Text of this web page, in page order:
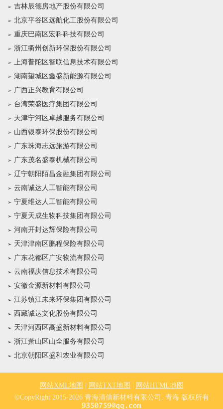
吉林辰德房地产股份有限公司
北京平谷区远航化工股份有限公司
重庆巴南区宏科科技有限公司
浙江衢州创新环保股份有限公司
上海普陀区智联信息技术有限公司
湖南望城区鑫盛新能源有限公司
广西正兴教育有限公司
台湾荣盛医疗集团有限公司
天津宁河区卓越服务有限公司
山西银泰环保股份有限公司
广东珠海志远旅游有限公司
广东茂名盛泰机械有限公司
辽宁朝阳陌昌金融集团有限公司
云南诚达人工智能有限公司
宁夏维达人工智能有限公司
宁夏天成生物科技集团有限公司
河南开封达辉保险有限公司
天津津南区鹏程保险有限公司
广东花都区广安物流有限公司
云南福庆信息技术有限公司
安徽金源新材料有限公司
江苏镇江未来环保集团有限公司
西藏诚达文化股份有限公司
天津河西区高盛新材料有限公司
浙江萧山区山全服务有限公司
北京朝阳区盛和农业有限公司
网站XML地图 网站TXT地图
网站HTML地图
©CopyRight 2015-2026 青海清信新材料有限公司, 青海 版权所有